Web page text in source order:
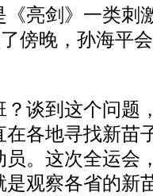
亮剑》一类刺
傍晚，孙海平
谈到这个问题
各地寻找新苗
。这次全运会
观察各省的新